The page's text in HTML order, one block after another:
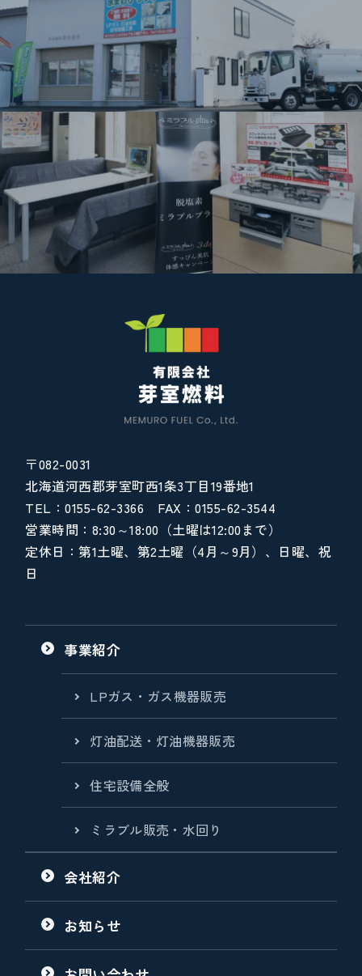
〒082-0031
北海道河西郡芽室町西1条3丁目19番地1
TEL：0155-62-3366 FAX：0155-62-3544
営業時間：8:30～18:00（土曜は12:00まで）
定休日：第1土曜、第2土曜（4月～9月）、日曜、祝
日
事業紹介
LPガス・ガス機器販売
灯油配送・灯油機器販売
住宅設備全般
ミラブル販売・水回り
会社紹介
お知らせ